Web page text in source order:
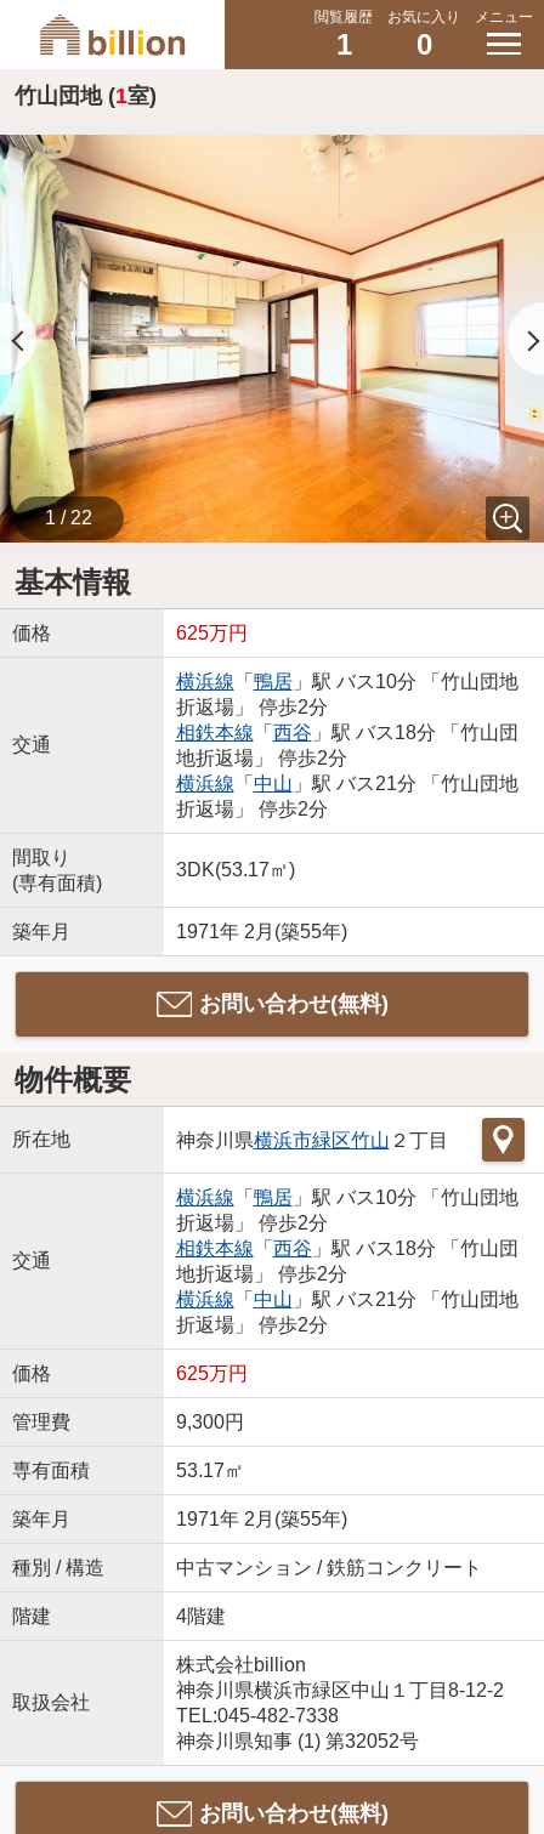
閲覧履歴
1
お気に入り
0
メニュー
竹山団地 (1室)
1 / 22
基本情報
価格 625万円
交通
横浜線 「 鴨居」駅 バス10分 「竹山団地
折返場」 停歩2分
相鉄本線 「 西谷 」駅 バス18分 「竹山団
地折返場」 停歩2分
横浜線 「 中山 」駅 バス21分 「竹山団地
折返場」 停歩2分
間取り
(専有面積)
3DK(53.17㎡)
築年月 1971年 2月(築55年)
お問い合わせ(無料)
物件概要
所在地 神奈川県横浜市緑区竹山 ２丁目
交通
横浜線 「 鴨居」駅 バス10分 「竹山団地
折返場」 停歩2分
相鉄本線 「 西谷 」駅 バス18分 「竹山団
地折返場」 停歩2分
横浜線 「 中山 」駅 バス21分 「竹山団地
折返場」 停歩2分
価格 625万円
管理費 9,300円
専有面積 53.17㎡
築年月 1971年 2月(築55年)
種別 / 構造 中古マンション / 鉄筋コンクリート
階建 4階建
取扱会社
株式会社billion
神奈川県横浜市緑区中山１丁目8-12-2
TEL:045-482-7338
神奈川県知事 (1) 第32052号
お問い合わせ(無料)